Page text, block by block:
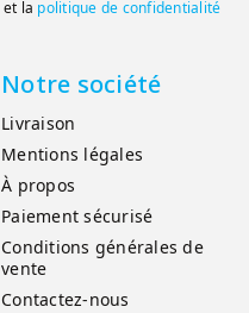
et la politique de confidentialité
Notre société
Livraison
Mentions légales
À propos
Paiement sécurisé
Conditions générales de
vente
Contactez-nous